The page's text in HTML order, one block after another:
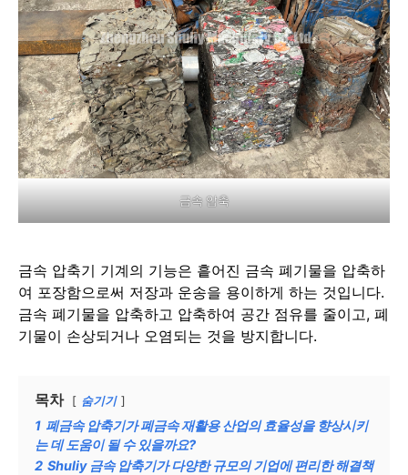
금속 압축
금속 압축기 기계의 기능은 흩어진 금속 폐기물을 압축하
여 포장함으로써 저장과 운송을 용이하게 하는 것입니다.
금속 폐기물을 압축하고 압축하여 공간 점유를 줄이고, 폐
기물이 손상되거나 오염되는 것을 방지합니다.
목차 숨기기
1 폐금속 압축기가 폐금속 재활용 산업의 효율성을 향상시키
는 데 도움이 될 수 있을까요?
2 Shuliy 금속 압축기가 다양한 규모의 기업에 편리한 해결책